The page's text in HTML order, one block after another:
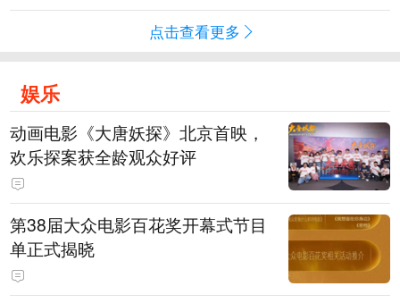
点击查看更多
娱乐
动画电影《大唐妖探》北京首映，
欢乐探案获全龄观众好评
第38届大众电影百花奖开幕式节目
单正式揭晓